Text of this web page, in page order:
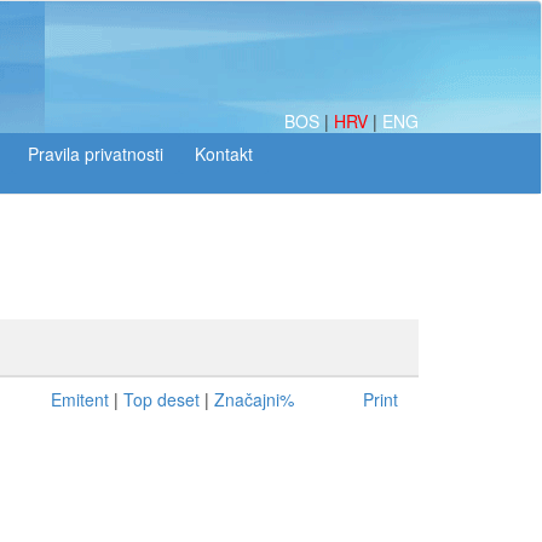
BOS | HRV | ENG
Emitent | Top deset | Značajni% Print